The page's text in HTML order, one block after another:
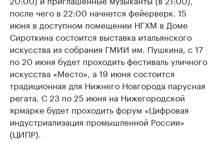
после чего в 22:00 начнется фейерверк. 15
июня в доступном помещении НГХМ в Доме
Сироткина состоится выставка итальянского
искусства из собрания ГМИИ им. Пушкина, с 17
по 20 июня будет проходить фестиваль уличного
искусства «Место», а 19 июня состоится
традиционная для Нижнего Новгорода парусная
регата. С 23 по 25 июня на Нижегородской
ярмарке будет проходить форум «Цифровая
индустриализация промышленной России»
(ЦИПР).